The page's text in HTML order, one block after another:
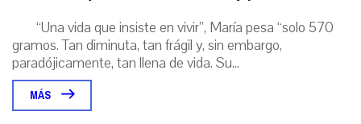
“Una vida que insiste en vivir”, María pesa “solo 570
gramos. Tan diminuta, tan frágil y, sin embargo,
paradójicamente, tan llena de vida. Su...
MÁS